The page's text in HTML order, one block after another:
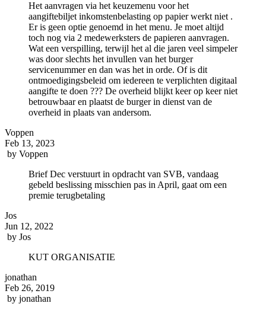
Het aanvragen via het keuzemenu voor het
aangiftebiljet inkomstenbelasting op papier werkt niet .
Er is geen optie genoemd in het menu. Je moet altijd
toch nog via 2 medewerksters de papieren aanvragen.
Wat een verspilling, terwijl het al die jaren veel simpeler
was door slechts het invullen van het burger
servicenummer en dan was het in orde. Of is dit
ontmoedigingsbeleid om iedereen te verplichten digitaal
aangifte te doen ??? De overheid blijkt keer op keer niet
betrouwbaar en plaatst de burger in dienst van de
overheid in plaats van andersom.
Voppen
Feb 13, 2023
by Voppen
Brief Dec verstuurt in opdracht van SVB, vandaag
gebeld beslissing misschien pas in April, gaat om een
premie terugbetaling
Jos
Jun 12, 2022
by Jos
KUT ORGANISATIE
jonathan
Feb 26, 2019
by jonathan